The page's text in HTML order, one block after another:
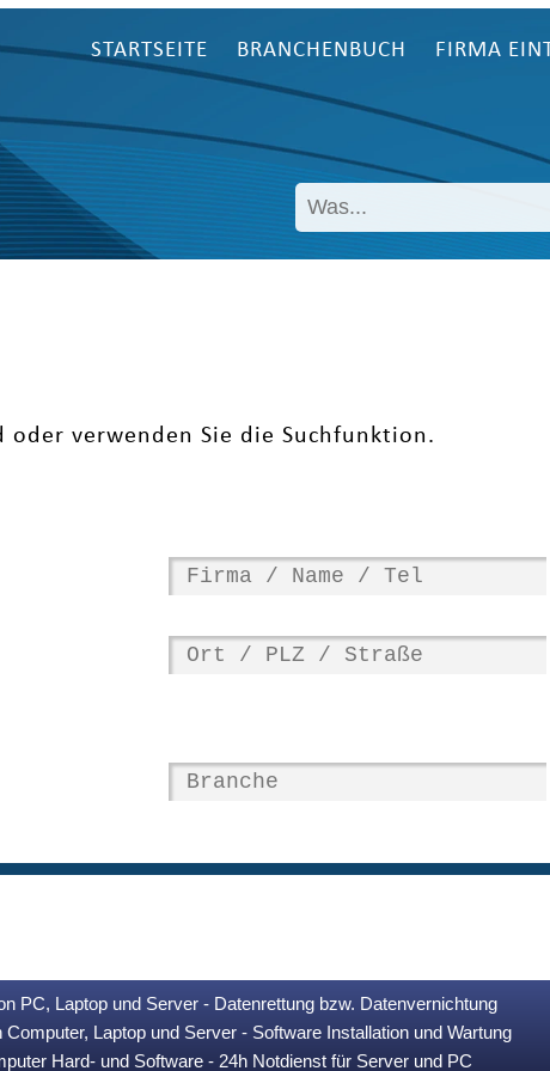
STARTSEITE BRANCHENBUCH FIRMA
oder verwenden Sie die Suchfunktion.
PC, Laptop und Server - Datenrettung bzw. Datenvernichtung
Computer, Laptop und Server - Software Installation und Wartung
Hard- und Software - 24h Notdienst für Server und PC